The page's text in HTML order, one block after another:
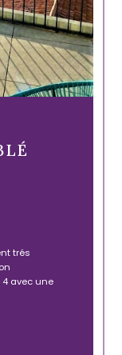
trés
avec une